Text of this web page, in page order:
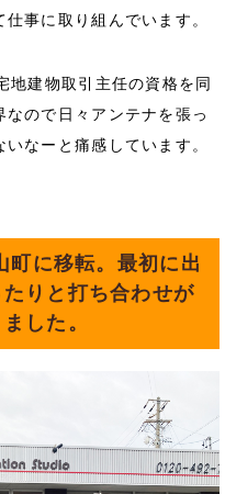
事に取り組んでいます。
地建物取引主任の資格を同
ので日々アンテナを張っ
なーと痛感しています。
町に移転。最初に出
りと打ち合わせが
した。